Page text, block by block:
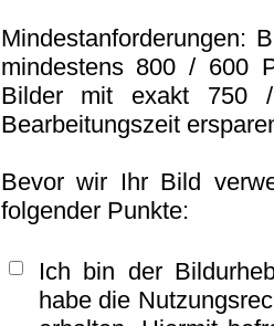
Mindestanforderungen:
mindestens 800 / 600
Bilder mit exakt 750
Bearbeitungszeit
Bevor wir Ihr Bild
folgender Punkte:
Ich bin der
habe die